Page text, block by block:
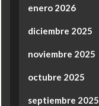
enero 2026
diciembre 2025
noviembre 2025
octubre 2025
septiembre 2025